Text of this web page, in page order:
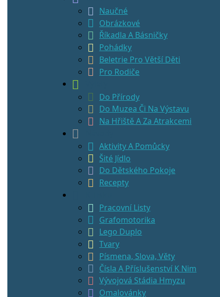
Naučné
Obrázkové
Říkadla A Básničky
Pohádky
Beletrie Pro Větší Děti
Pro Rodiče
Do Přírody
Do Muzea Či Na Výstavu
Na Hřiště A Za Atrakcemi
Aktivity A Pomůcky
Šité Jídlo
Do Dětského Pokoje
Recepty
Pracovní Listy
Grafomotorika
Lego Duplo
Tvary
Písmena, Slova, Věty
Čísla A Příslušenství K Nim
Vývojová Stádia Hmyzu
Omalovánky